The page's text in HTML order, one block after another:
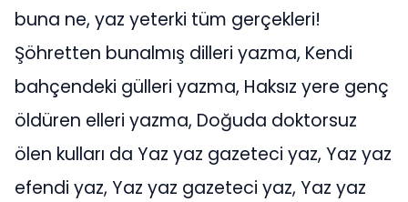
buna ne, yaz yeterki tüm gerçekleri!
Şöhretten bunalmış dilleri yazma, Kendi
bahçendeki gülleri yazma, Haksız yere genç
öldüren elleri yazma, Doğuda doktorsuz
ölen kulları da Yaz yaz gazeteci yaz, Yaz yaz
efendi yaz, Yaz yaz gazeteci yaz, Yaz yaz